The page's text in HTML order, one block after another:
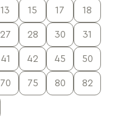
13 15 17 18
27 28 30 31
41 42 45 50
70 75 80 82